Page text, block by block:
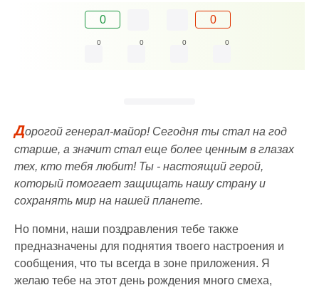
0 0
0 0 0 0
Дорогой генерал-майор! Сегодня ты стал на год
старше, а значит стал еще более ценным в глазах
тех, кто тебя любит! Ты - настоящий герой,
который помогает защищать нашу страну и
сохранять мир на нашей планете.
Но помни, наши поздравления тебе также
предназначены для поднятия твоего настроения и
сообщения, что ты всегда в зоне приложения. Я
желаю тебе на этот день рождения много смеха,